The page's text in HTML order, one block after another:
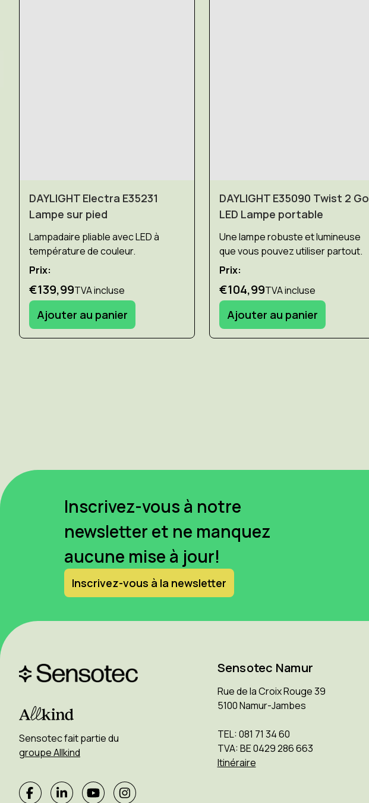
DAYLIGHT Electra E35231
Lampe sur pied
Lampadaire pliable avec LED à
température de couleur.
Prix:
€139,99TVA incluse
Ajouter au panier
DAYLIGHT E35090 Twist 2 Go
LED Lampe portable
Une lampe robuste et lumineuse
que vous pouvez utiliser partout.
Prix:
€104,99TVA incluse
Ajouter au panier
Inscrivez-vous à notre
newsletter et ne manquez
aucune mise à jour!
Inscrivez-vous à la newsletter
Sensotec fait partie du
groupe Allkind
Sensotec Namur
Rue de la Croix Rouge 39
5100 Namur-Jambes
TEL: 081 71 34 60
TVA: BE 0429 286 663
Itinéraire